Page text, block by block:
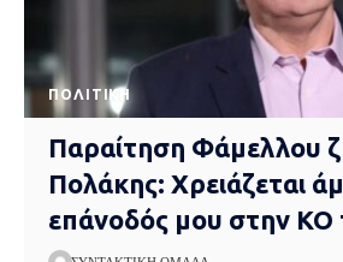
ΠΟΛΙΤΙΚΉ
Παραίτηση Φάμελλου
Πολάκης: Χρειάζεται
επάνοδός μου στην ΚΟ